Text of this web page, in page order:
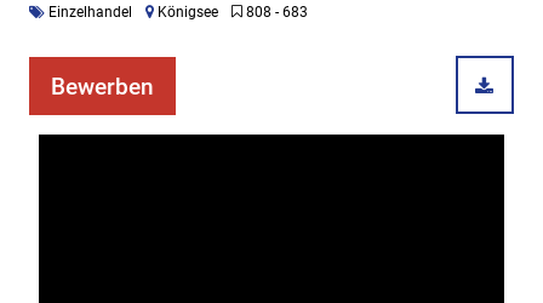
Einzelhandel Königsee 808 - 683
Bewerben